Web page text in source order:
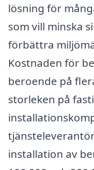
lösning för
som vill minska
förbättra
Kostnaden för
beroende på
storleken på
installation av